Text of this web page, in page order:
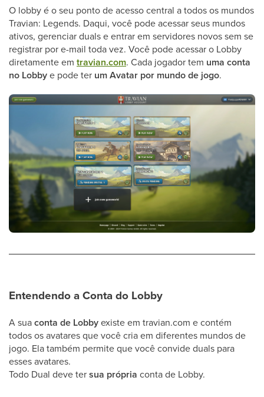
O lobby é o seu ponto de acesso central a todos os mundos
Travian: Legends. Daqui, você pode acessar seus mundos
ativos, gerenciar duals e entrar em servidores novos sem se
registrar por e-mail toda vez. Você pode acessar o Lobby
diretamente em travian.com. Cada jogador tem uma conta
no Lobbye pode ter um Avatar por mundo de jogo.
Entendendo a Conta do Lobby
A suaconta de Lobbyexiste em travian.com e contém
todos os avatares que você cria em diferentes mundos de
jogo. Ela também permite que você convide duals para
esses avatares.
Todo Dual deve tersua própria conta de Lobby.